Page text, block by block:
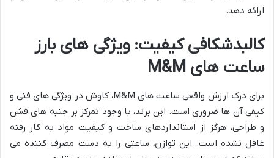
ارائه دهد.
کالبدشکافی کیفیت: ویژگی های بارز
ساعت های M&M
برای درک ارزش واقعی ساعت های M&M، کاوش در ویژگی های فنی و
کیفی آن ها ضروری است. این برند، با وجود تمرکز بر جنبه های فشن
و طراحی، هرگز از استانداردهای ساخت و کیفیت مواد به کار رفته
غافل نشده است. این توازن، ساعتی را به دست مصرف کننده می